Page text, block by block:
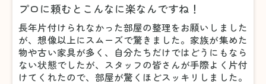
プロに頼むとこんなに楽なんですね！
長年片付けられなかった部屋の整理をお願いしました
が、想像以上にスムーズで驚きました。家族が集めた
物や古い家具が多く、自分たちだけではどうにもなら
ない状態でしたが、スタッフの皆さんが手際よく片付
けてくれたので、部屋が驚くほどスッキリしました。